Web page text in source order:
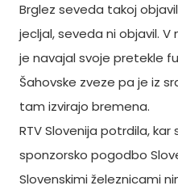
Brglez seveda takoj
jecljal, seveda ni objavil. V
je navajal svoje pretekle
Šahovske zveze pa je iz
tam izvirajo bremena.
RTV Slovenija potrdila,
sponzorsko pogodbo
Slovenskimi železnicami